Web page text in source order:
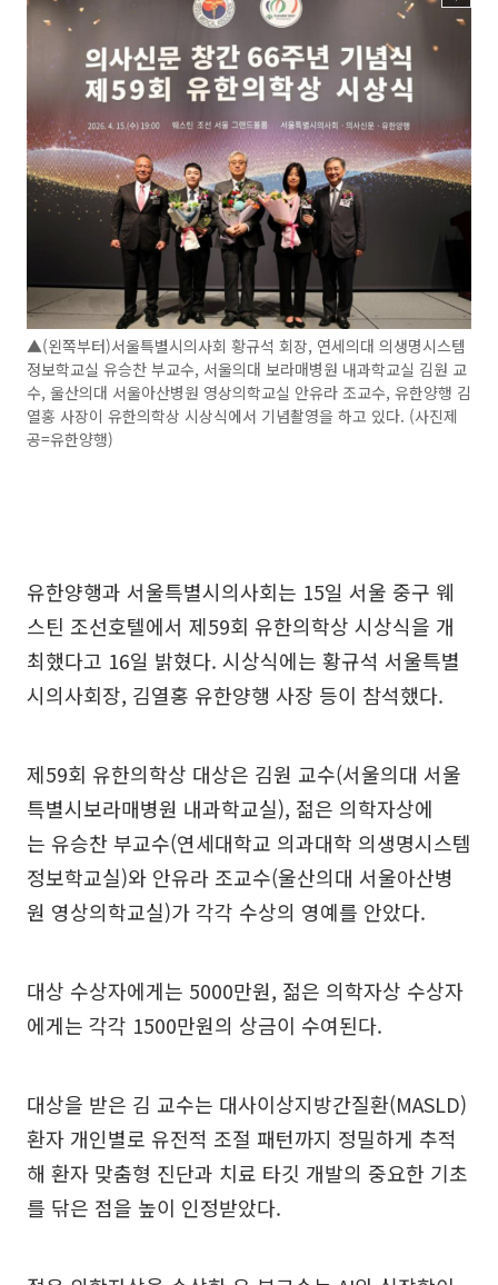
▲(왼쪽부터)서울특별시의사회 황규석 회장, 연세의대 의생명시스템
정보학교실 유승찬 부교수, 서울의대 보라매병원 내과학교실 김원 교
수, 울산의대 서울아산병원 영상의학교실 안유라 조교수, 유한양행 김
열홍 사장이 유한의학상 시상식에서 기념촬영을 하고 있다. (사진제
공=유한양행)
유한양행과 서울특별시의사회는 15일 서울 중구 웨
스틴 조선호텔에서 제59회 유한의학상 시상식을 개
최했다고 16일 밝혔다. 시상식에는 황규석 서울특별
시의사회장, 김열홍 유한양행 사장 등이 참석했다.
제59회 유한의학상 대상은 김원 교수(서울의대 서울
특별시보라매병원 내과학교실), 젊은 의학자상에
는 유승찬 부교수(연세대학교 의과대학 의생명시스템
정보학교실)와 안유라 조교수(울산의대 서울아산병
원 영상의학교실)가 각각 수상의 영예를 안았다.
대상 수상자에게는 5000만원, 젊은 의학자상 수상자
에게는 각각 1500만원의 상금이 수여된다.
대상을 받은 김 교수는 대사이상지방간질환(MASLD)
환자 개인별로 유전적 조절 패턴까지 정밀하게 추적
해 환자 맞춤형 진단과 치료 타깃 개발의 중요한 기초
를 닦은 점을 높이 인정받았다.